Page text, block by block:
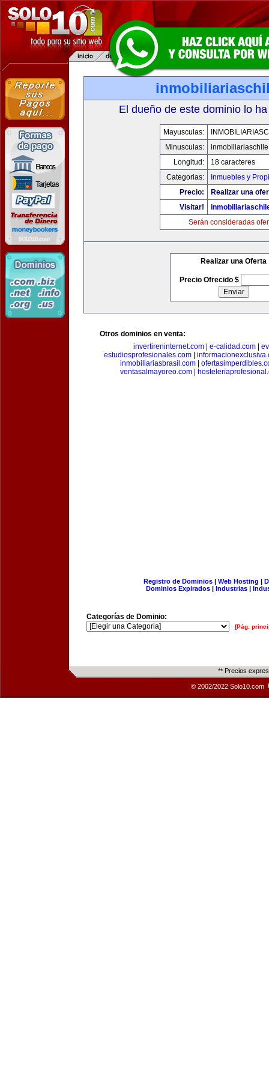
El dueño de este dominio lo
Mayusculas:
Minusculas:
Longitud:
18 caracteres
Categorias:
Inmuebles y
Precio:
Realizar una
Visitar!
Serán consideradas
Realizar una Oferta
Precio Ofrecido $
Otros dominios en venta:
invertireninternet.com| e-calidad.com|
estudiosprofesionales.com|
inmobiliariasbrasil.com
ventasalmayoreo.com
Registro de Dominios| Web Hosting |
Dominios Expirados | Industrias |
Categorías de Dominio:
[Pág.
** Precios
© 2002/2022 Solo10.com